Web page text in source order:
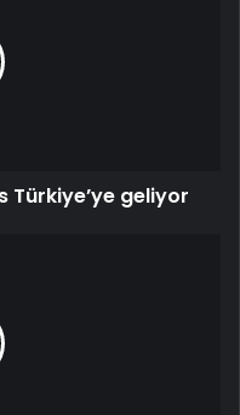
Türkiye’ye geliyor